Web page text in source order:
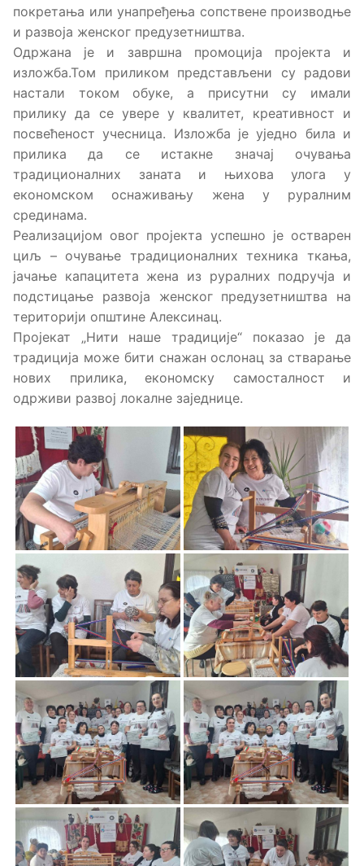
покретања или унапређења сопствене производње
и развоја женског предузетништва.
Одржана је и завршна промоција пројекта и
изложба.Том приликом представљени су радови
настали током обуке, а присутни су имали
прилику да се увере у квалитет, креативност и
посвећеност учесница. Изложба је уједно била и
прилика да се истакне значај очувања
традиционалних заната и њихова улога у
економском оснаживању жена у руралним
срединама.
Реализацијом овог пројекта успешно је остварен
циљ – очување традиционалних техника ткања,
јачање капацитета жена из руралних подручја и
подстицање развоја женског предузетништва на
територији општине Алексинац.
Пројекат „Нити наше традиције“ показао је да
традиција може бити снажан ослонац за стварање
нових прилика, економску самосталност и
одрживи развој локалне заједнице.